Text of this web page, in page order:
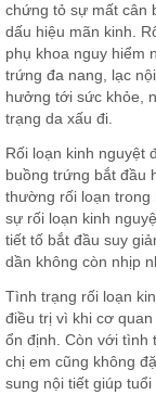
chứng tỏ sự mất cân
dấu hiệu mãn kinh.
phụ khoa nguy hiểm
trứng đa nang, lạc
hưởng tới sức khỏe,
trạng da xấu đi.
Rối loạn kinh nguyệt
buồng trứng bắt đầu
thường rối loạn trong
sự rối loạn kinh
tiết tố bắt đầu suy
dần không còn nhịp
Tình trạng rối loạn
điều trị vì khi cơ
ổn định. Còn với tình
chị em cũng không
sung nội tiết giúp